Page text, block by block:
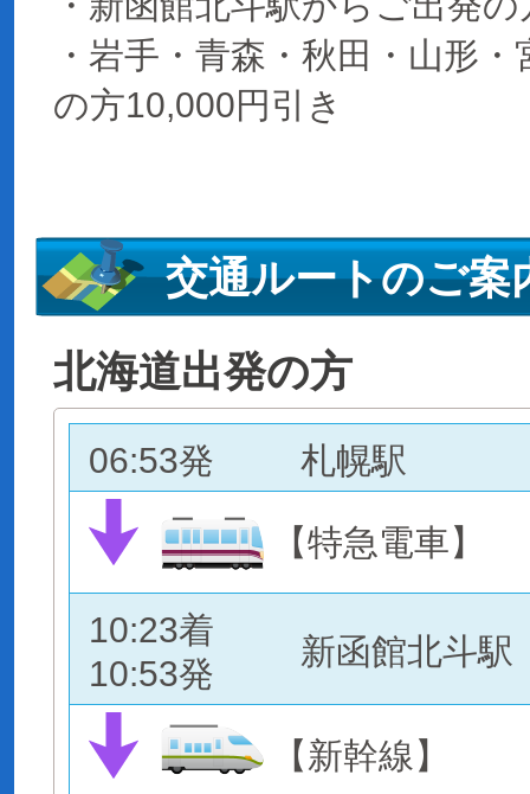
・岩手・青森・秋田・山形
の方10,000円引き
交通ルートのご案
北海道出発の方
06:53発 札幌駅
【特急電車】
10:23着
10:53発
新函館北斗駅
【新幹線】